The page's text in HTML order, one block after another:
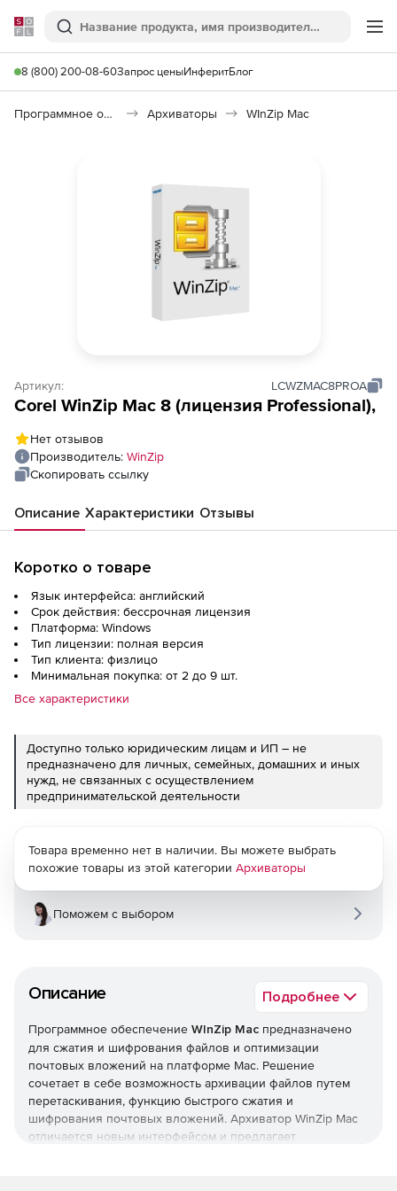
Softline
Поиск
8 (800) 200-08-60Запрос ценыИнферитБлог
Программное обеспечение для работы с файлами и дисками Архиваторы WInZip Mac
Артикул: LCWZMAC8PROA
Corel WinZip Mac 8 (лицензия Professional),
Нет отзывов
Производитель: WinZip
Скопировать ссылку
Описание Характеристики Отзывы
Коротко о товаре
Язык интерфейса: английский
Срок действия: бессрочная лицензия
Платформа: Windows
Тип лицензии: полная версия
Тип клиента: физлицо
Минимальная покупка: от 2 до 9 шт.
Все характеристики
Доступно только юридическим лицам и ИП – не
предназначено для личных, семейных, домашних и иных
нужд, не связанных с осуществлением
предпринимательской деятельности
Описание Подробнее
Программное обеспечение WInZip Mac предназначено
для сжатия и шифрования файлов и оптимизации
почтовых вложений на платформе Mac. Решение
сочетает в себе возможность архивации файлов путем
перетаскивания, функцию быстрого сжатия и
шифрования почтовых вложений. Архиватор WinZip Mac
отличается новым интерфейсом и предлагает
Товара временно нет в наличии. Вы можете выбрать
похожие товары из этой категории Архиваторы
Поможем с выбором